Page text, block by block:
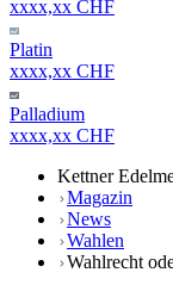
xxxx,xx CHF
Platin
xxxx,xx CHF
Palladium
xxxx,xx CHF
Kettner
Magazin
News
Wahlen
Wahlrecht